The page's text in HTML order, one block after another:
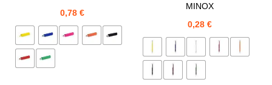
0,78€
MINOX
0,28 €